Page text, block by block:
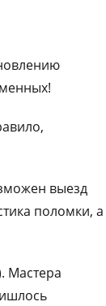
выезд
поломки, а
Мастера